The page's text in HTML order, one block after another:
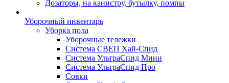
Дозаторы, на канистру, бутылку, помпы
Уборочный инвентарь
Уборка пола
Уборочные тележки
Система СВЕП Хай-Спид
Система УльтраСпид Мини
Система УльтраСпид Про
Совки